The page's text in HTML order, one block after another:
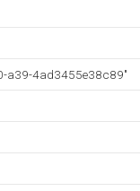
a39-4ad3455e38c89"